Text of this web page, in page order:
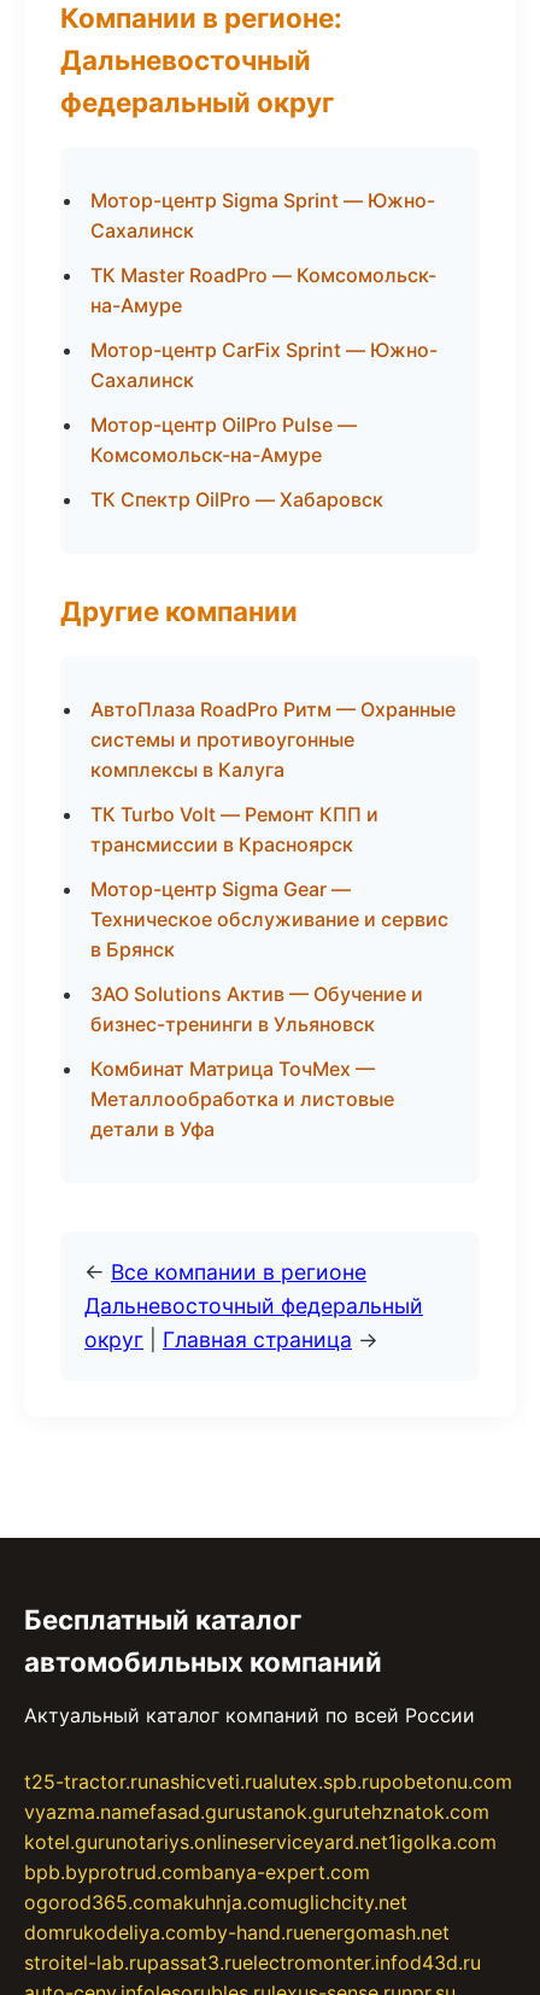
Компании в регионе:
Дальневосточный
федеральный округ
Мотор-центр Sigma Sprint — Южно-
Сахалинск
ТК Master RoadPro — Комсомольск-
на-Амуре
Мотор-центр CarFix Sprint — Южно-
Сахалинск
Мотор-центр OilPro Pulse —
Комсомольск-на-Амуре
ТК Спектр OilPro — Хабаровск
Другие компании
АвтоПлаза RoadPro Ритм — Охранные
системы и противоугонные
комплексы в Калуга
ТК Turbo Volt — Ремонт КПП и
трансмиссии в Красноярск
Мотор-центр Sigma Gear —
Техническое обслуживание и сервис
в Брянск
ЗАО Solutions Актив — Обучение и
бизнес-тренинги в Ульяновск
Комбинат Матрица ТочМех —
Металлообработка и листовые
детали в Уфа
← Все компании в регионе
Дальневосточный федеральный
округ
Главная страница →
Бесплатный каталог
автомобильных компаний
Актуальный каталог компаний по всей России
t25-tractor.runashicveti.rualutex.spb.rupobetonu.com
vyazma.namefasad.gurustanok.gurutehznatok.com
kotel.gurunotariys.onlineserviceyard.net1igolka.com
bpb.byprotrud.combanya-expert.com
ogorod365.comakuhnja.comuglichcity.net
domrukodeliya.comby-hand.ruenergomash.net
stroitel-lab.rupassat3.ruelectromonter.infod43d.ru